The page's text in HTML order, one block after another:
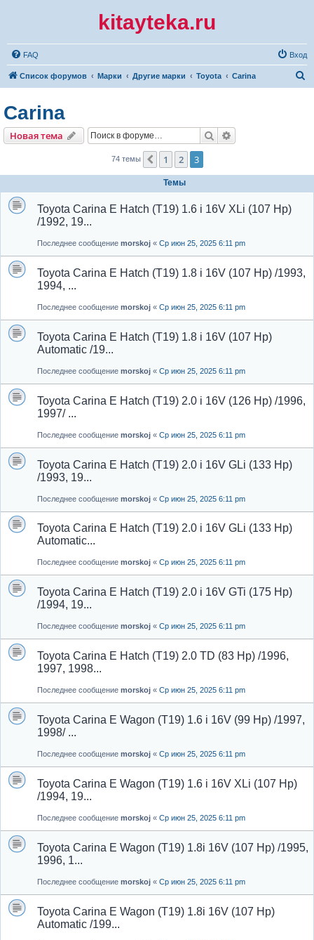
kitayteka.ru
FAQ Вход
Список форумов Марки Другие марки Toyota Carina
Carina
Новая тема Поиск
74 темы Пред.
1 2 3
Темы
Toyota Carina E Hatch (T19) 1.6 i 16V XLi (107 Hp)
/1992, 19...
Последнее сообщение morskoj « Ср июн 25, 2025 6:11 pm
Toyota Carina E Hatch (T19) 1.8 i 16V (107 Hp) /1993,
1994, ...
Последнее сообщение morskoj « Ср июн 25, 2025 6:11 pm
Toyota Carina E Hatch (T19) 1.8 i 16V (107 Hp)
Automatic /19...
Последнее сообщение morskoj « Ср июн 25, 2025 6:11 pm
Toyota Carina E Hatch (T19) 2.0 i 16V (126 Hp) /1996,
1997/ ...
Последнее сообщение morskoj « Ср июн 25, 2025 6:11 pm
Toyota Carina E Hatch (T19) 2.0 i 16V GLi (133 Hp)
/1993, 19...
Последнее сообщение morskoj « Ср июн 25, 2025 6:11 pm
Toyota Carina E Hatch (T19) 2.0 i 16V GLi (133 Hp)
Automatic...
Последнее сообщение morskoj « Ср июн 25, 2025 6:11 pm
Toyota Carina E Hatch (T19) 2.0 i 16V GTi (175 Hp)
/1994, 19...
Последнее сообщение morskoj « Ср июн 25, 2025 6:11 pm
Toyota Carina E Hatch (T19) 2.0 TD (83 Hp) /1996,
1997, 1998...
Последнее сообщение morskoj « Ср июн 25, 2025 6:11 pm
Toyota Carina E Wagon (T19) 1.6 i 16V (99 Hp) /1997,
1998/ ...
Последнее сообщение morskoj « Ср июн 25, 2025 6:11 pm
Toyota Carina E Wagon (T19) 1.6 i 16V XLi (107 Hp)
/1994, 19...
Последнее сообщение morskoj « Ср июн 25, 2025 6:11 pm
Toyota Carina E Wagon (T19) 1.8i 16V (107 Hp) /1995,
1996, 1...
Последнее сообщение morskoj « Ср июн 25, 2025 6:11 pm
Toyota Carina E Wagon (T19) 1.8i 16V (107 Hp)
Automatic /199...